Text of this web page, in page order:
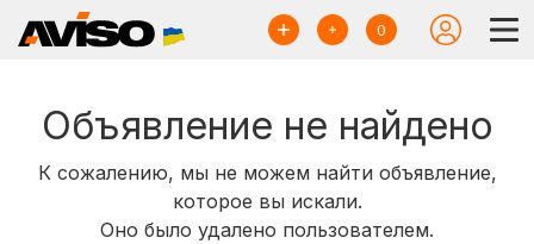
0
Объявление не найдено
К сожалению, мы не можем найти объявление,
которое вы искали.
Оно было удалено пользователем.